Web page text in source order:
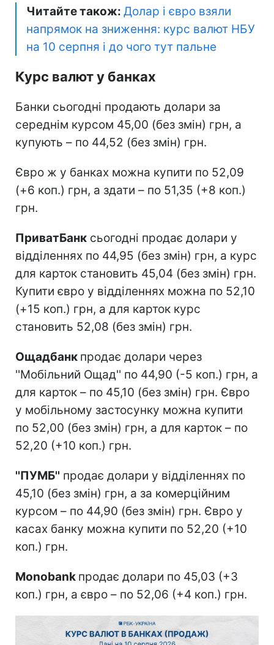
Читайте також: Долар і євро взяли
напрямок на зниження: курс валют НБУ
на 10 серпня і до чого тут пальне
Курс валют у банках
Банки сьогодні продають долари за
середнім курсом 45,00 (без змін) грн, а
купують – по 44,52 (без змін) грн.
Євро ж у банках можна купити по 52,09
(+6 коп.) грн, а здати – по 51,35 (+8 коп.)
грн.
ПриватБанк сьогодні продає долари у
відділеннях по 44,95 (без змін) грн, а курс
для карток становить 45,04 (без змін) грн.
Купити євро у відділеннях можна по 52,10
(+15 коп.) грн, а для карток курс
становить 52,08 (без змін) грн.
Ощадбанк продає долари через
''Мобільний Ощад'' по 44,90 (-5 коп.) грн, а
для карток – по 45,10 (без змін) грн. Євро
у мобільному застосунку можна купити
по 52,00 (без змін) грн, а для карток – по
52,20 (+10 коп.) грн.
''ПУМБ'' продає долари у відділеннях по
45,10 (без змін) грн, а за комерційним
курсом – по 44,90 (без змін) грн. Євро у
касах банку можна купити по 52,20 (+10
коп.) грн.
Monobank продає долари по 45,03 (+3
коп.) грн, а євро – по 52,06 (+4 коп.) грн.